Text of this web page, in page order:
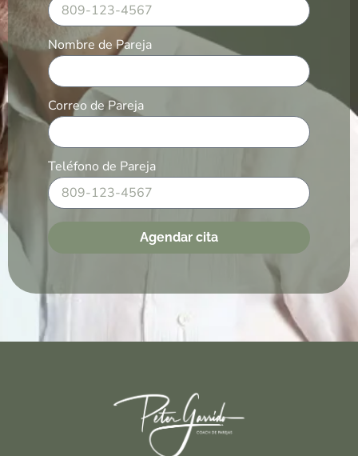
Nombre de Pareja
Correo de Pareja
Teléfono de Pareja
Agendar cita